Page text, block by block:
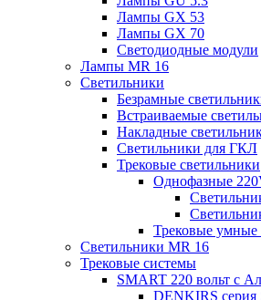
Лампы GX 53
Лампы GX 70
Светодиодные модули
Лампы MR 16
Светильники
Безрамные
Встраиваемые
Накладные
Светильники для ГКЛ
Трековые светильники
Однофазные
Трековые умные
Светильники MR 16
Трековые системы
SMART 220 вольт c
DENKIRS